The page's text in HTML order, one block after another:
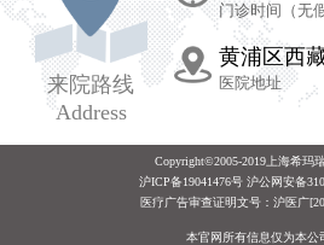
来院路线
Address
门诊时间（无
黄浦区西
医院地址
Copyright©2005-2019上海希玛
沪ICP备19041476号 沪公网安备
医疗广告审查证明文号： 沪医广
本官网所有信息仅为本公